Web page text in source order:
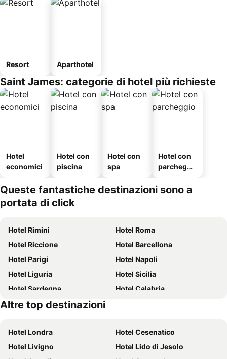
Resort Aparthotel
Saint James: categorie di hotel più richieste
Hotel
economici
Hotel con
piscina
Hotel con
spa
Hotel con
parcheggi
Queste fantastiche destinazioni sono a
portata di click
Hotel Rimini
Hotel Roma
Hotel Riccione
Hotel Barcellona
Hotel Parigi
Hotel Napoli
Hotel Liguria
Hotel Sicilia
Hotel Sardegna
Hotel Calabria
Hotel Isola d'Ischia
Altre top destinazioni
Hotel Londra
Hotel Cesenatico
Hotel Livigno
Hotel Lido di Jesolo